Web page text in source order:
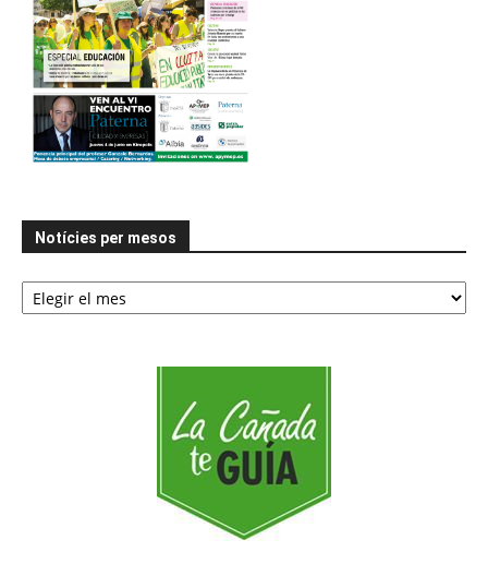
Notícies per mesos
Notícies
per